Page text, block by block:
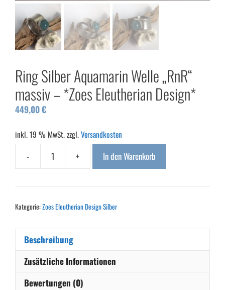
Ring Silber Aquamarin Welle „RnR“
massiv – *Zoes Eleutherian Design*
449,00€
inkl. 19 % MwSt.zzgl.Versandkosten
-
Aquamarin
"RnR"
*Zoes
Eleutherian
+ In den Warenkorb
Kategorie:Zoes Eleutherian Design Silber
Beschreibung
Zusätzliche Informationen
Bewertungen (0)